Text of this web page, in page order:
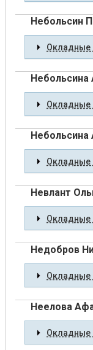
Небольсин
Окладные
Небольсина
Окладные
Небольсина
Окладные
Невлант
Окладные
Недобров
Окладные
Неелова
Окладные